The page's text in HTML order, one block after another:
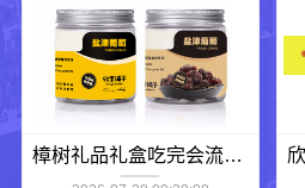
樟树礼品礼盒吃完会流连忘返